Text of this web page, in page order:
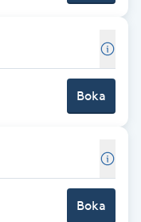
Boka
Boka